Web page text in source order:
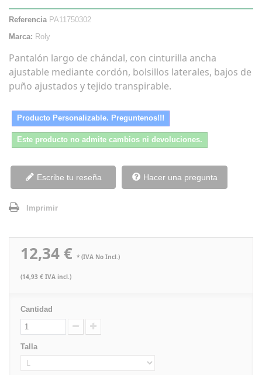
Referencia PA11750302
Marca: Roly
Pantalón largo de chándal, con cinturilla ancha
ajustable mediante cordón, bolsillos laterales, bajos de
puño ajustados y tejido transpirable.
Producto Personalizable. Preguntenos!!!
Este producto no admite cambios ni devoluciones.
Escribe tu reseña Hacer una pregunta
Imprimir
12,34 € * (IVA No Incl.)
(14,93 € IVA incl.)
Cantidad
Talla